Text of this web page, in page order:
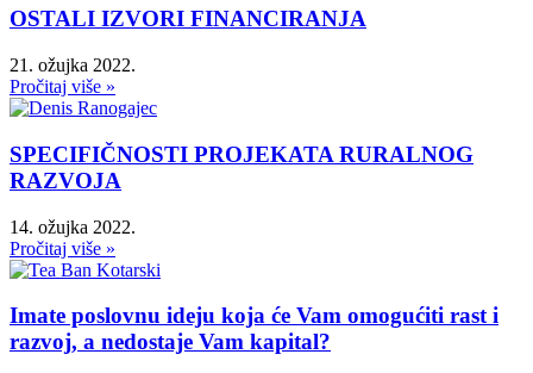
OSTALI IZVORI FINANCIRANJA
21. ožujka 2022.
Pročitaj više »
SPECIFIČNOSTI PROJEKATA RURALNOG
RAZVOJA
14. ožujka 2022.
Pročitaj više »
Imate poslovnu ideju koja će Vam omogućiti rast i
razvoj, a nedostaje Vam kapital?